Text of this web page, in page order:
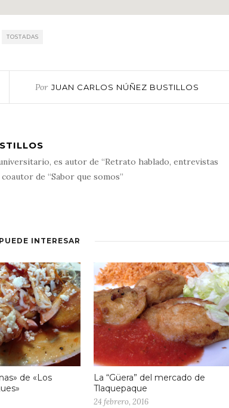
TOSTADAS
Por JUAN CARLOS NÚÑEZ BUSTILLOS
es autor de “Retrato hablado, entrevistas
de “Sabor que somos”
INTERESAR
de «Los
La “Güera” del mercado de
Tlaquepaque
24 febrero, 2016